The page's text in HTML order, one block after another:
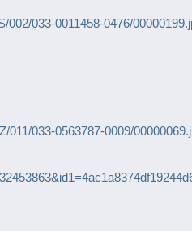
033-0011458-0476/
011/033-0563787-0009/